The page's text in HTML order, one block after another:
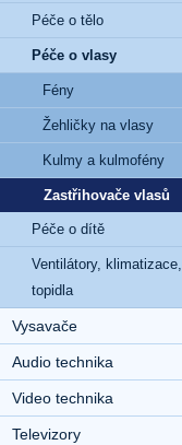
Péče o tělo
Péče o vlasy
Fény
Žehličky na vlasy
Kulmy a kulmofény
Zastřihovače vlasů
Péče o dítě
Ventilátory, klimatizace,
topidla
Vysavače
Audio technika
Video technika
Televizory